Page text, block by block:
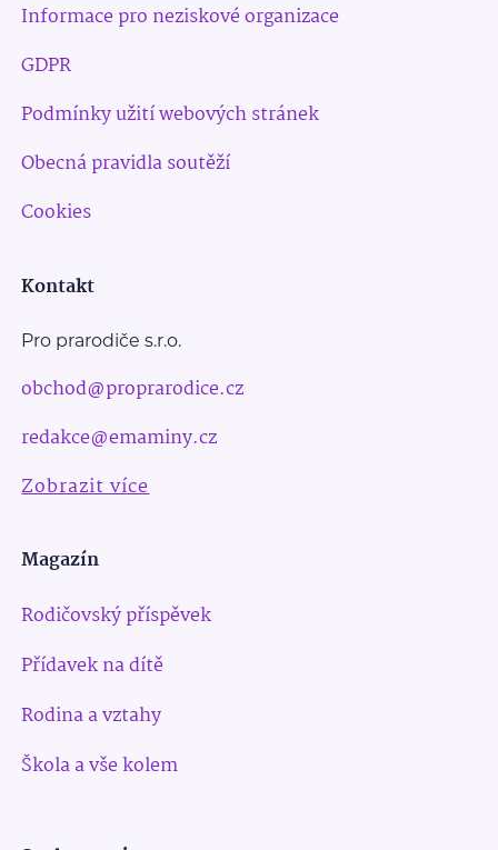
Informace pro neziskové organizace
GDPR
Podmínky užití webových stránek
Obecná pravidla soutěží
Cookies
Kontakt
Pro prarodiče s.r.o.
obchod@proprarodice.cz
redakce@emaminy.cz
Zobrazit více
Magazín
Rodičovský příspěvek
Přídavek na dítě
Rodina a vztahy
Škola a vše kolem